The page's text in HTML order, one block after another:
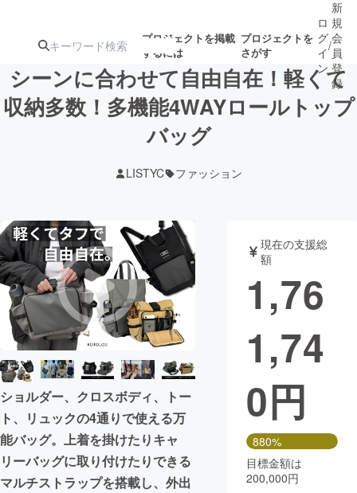
プロジェクトを掲載
するには
プロジェクトを
さがす
注目の新着プロ募集終了が近いプ
テクノロジー・ガジェット
映像・映画 書籍・雑誌
ビジネス・起業 チャレンジ
まちづくり・地域活性化
CAMPFIRE for Social Good
CAMPFIRE Creation
CAMPFIREふるさと納税machi-ya コミュニティ
ロ
グ
イ
ン
/
新
規
会
員
登
録
シーンに合わせて自由自在！軽くて
収納多数！多機能4WAYロールトップ
バッグ
LISTYC ファッション
ショルダー、クロスボディ、トー
ト、リュックの4通りで使える万
能バッグ。上着を掛けたりキャ
リーバッグに取り付けたりできる
マルチストラップを搭載し、外出
現在の支援総
額
1,76
1,74
0円
880%
目標金額は
200,000円